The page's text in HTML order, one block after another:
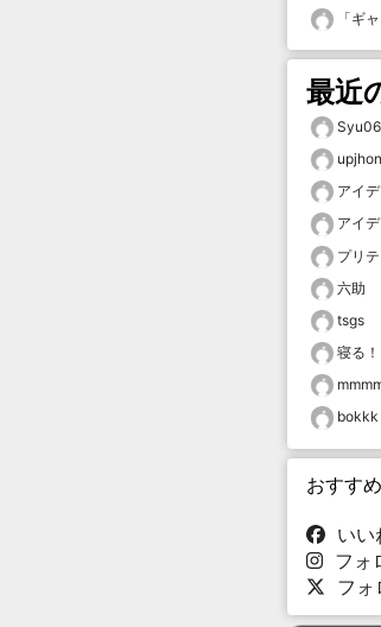
「ギ
最近
upjhon
アイ
アイ
プリ
六助
tsgs
寝る！
bokkk
おすす
いい
フォ
フォ